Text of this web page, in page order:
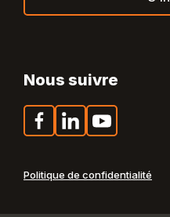
Nous suivre
Politique de confidentialité